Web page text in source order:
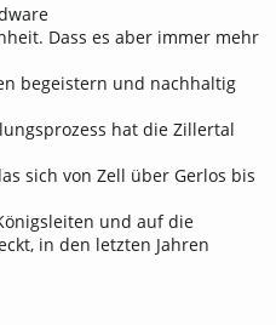
Dass es aber immer mehr
begeistern und nachhaltig
hat die Zillertal
sich von Zell über Gerlos bis
und auf die
in den letzten Jahren